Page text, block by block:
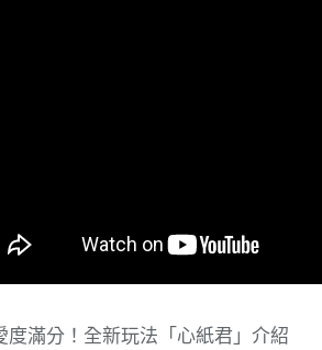
度滿分！全新玩法「心紙君」介紹